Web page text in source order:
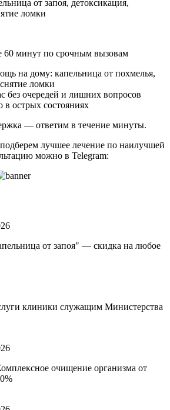
от запоя, детоксикация,
ломки
60 минут по срочным вызовам
на дому: капельница от похмелья,
ломки
без очередей и лишних вопросов
в острых состояниях
— ответим в течение минуты.
лучшее лечение по наилучшей
можно в Telegram:
от запоя" — скидка на любое
клиники служащим Министерства
очищение организма от